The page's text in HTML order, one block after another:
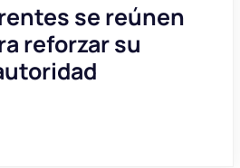
se reúnen
reforzar su